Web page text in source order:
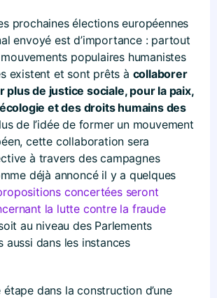
prochaines élections européennes
envoyé est d’importance : partout
populaires humanistes
existent et sont prêts à collaborer
plus de justice sociale, pour la paix,
et des droits humains des
de l’idée de former un mouvement
cette collaboration sera
à travers des campagnes
déjà annoncé il y a quelques
concertées seront
la lutte contre la fraude
au niveau des Parlements
aussi dans les instances
dans la construction d’une